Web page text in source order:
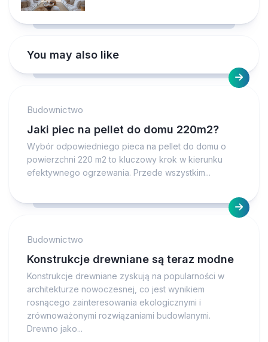
You may also like
Budownictwo
Jaki piec na pellet do domu 220m2?
Wybór odpowiedniego pieca na pellet do domu o
powierzchni 220 m2 to kluczowy krok w kierunku
efektywnego ogrzewania. Przede wszystkim...
Budownictwo
Konstrukcje drewniane są teraz modne
Konstrukcje drewniane zyskują na popularności w
architekturze nowoczesnej, co jest wynikiem
rosnącego zainteresowania ekologicznymi i
zrównoważonymi rozwiązaniami budowlanymi.
Drewno jako...